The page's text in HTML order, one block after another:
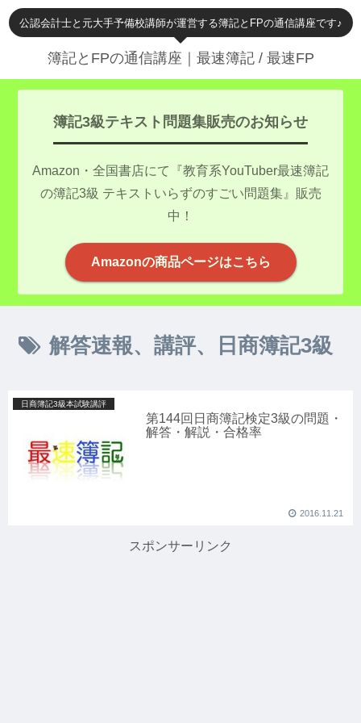
公認会計士と元大手予備校講師が運営する簿記とFPの通信講座です♪
簿記とFPの通信講座｜最速簿記 / 最速FP
簿記3級テキスト問題集販売のお知らせ
Amazon・全国書店にて『教育系YouTuber最速簿記
の簿記3級 テキストいらずのすごい問題集』販売
中！
Amazonの商品ページはこちら
解答速報、講評、日商簿記3級
日商簿記3級本試験講評
第144回日商簿記検定3級の問題・
解答・解説・合格率
2016.11.21
スポンサーリンク